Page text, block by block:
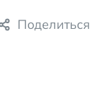
Поделиться